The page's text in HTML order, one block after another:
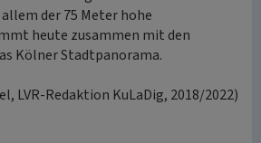
der 75 Meter hohe
heute zusammen mit den
Kölner Stadtpanorama.
LVR-Redaktion KuLaDig, 2018/2022)